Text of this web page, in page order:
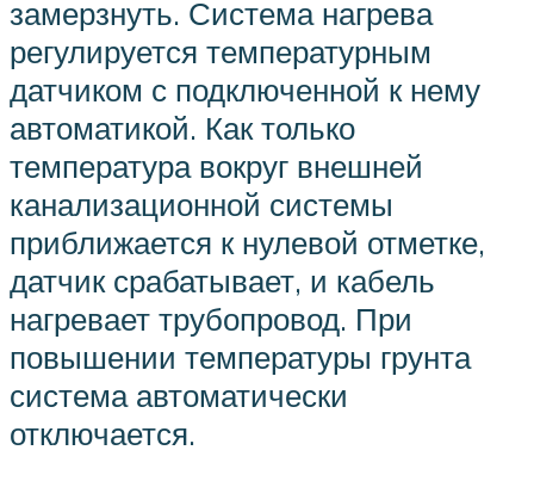
замерзнуть. Система нагрева
регулируется температурным
датчиком с подключенной к нему
автоматикой. Как только
температура вокруг внешней
канализационной системы
приближается к нулевой отметке,
датчик срабатывает, и кабель
нагревает трубопровод. При
повышении температуры грунта
система автоматически
отключается.